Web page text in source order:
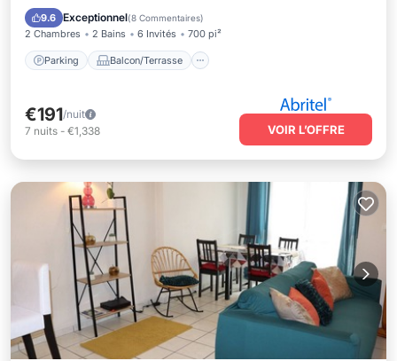
9.6 Exceptionnel(8 Commentaires)
2 Chambres 2 Bains 6 Invités 700 pi²
Parking Balcon/Terrasse
Internet
€191/nuit
7 nuits - €1,338 VOIR L’OFFRE